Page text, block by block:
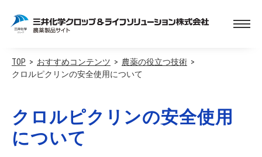
TOP おすすめコンテンツ
農薬の役立つ技術
クロルピクリンの安全使用について
クロルピクリンの安全使用
について